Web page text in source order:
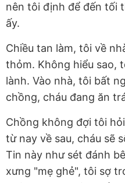
nên tôi định để đến tối
ấy.
Chiều tan làm, tôi về
thỏm. Không hiểu sao,
lành. Vào nhà, tôi bất
chồng, cháu đang ăn
Chồng không đợi tôi
từ nay về sau, cháu sẽ
Tin này như sét đánh
xưng "mẹ ghẻ", tôi sợ